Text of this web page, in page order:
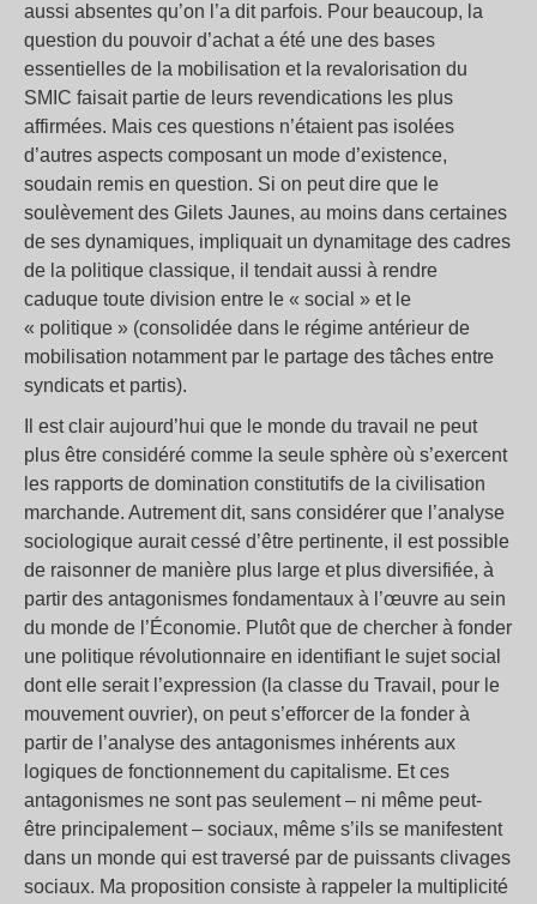
aussi absentes qu’on l’a dit parfois. Pour beaucoup, la
question du pouvoir d’achat a été une des bases
essentielles de la mobilisation et la revalorisation du
SMIC faisait partie de leurs revendications les plus
affirmées. Mais ces questions n’étaient pas isolées
d’autres aspects composant un mode d’existence,
soudain remis en question. Si on peut dire que le
soulèvement des Gilets Jaunes, au moins dans certaines
de ses dynamiques, impliquait un dynamitage des cadres
de la politique classique, il tendait aussi à rendre
caduque toute division entre le « social » et le
« politique » (consolidée dans le régime antérieur de
mobilisation notamment par le partage des tâches entre
syndicats et partis).
Il est clair aujourd’hui que le monde du travail ne peut
plus être considéré comme la seule sphère où s’exercent
les rapports de domination constitutifs de la civilisation
marchande. Autrement dit, sans considérer que l’analyse
sociologique aurait cessé d’être pertinente, il est possible
de raisonner de manière plus large et plus diversifiée, à
partir des antagonismes fondamentaux à l’œuvre au sein
du monde de l’Économie. Plutôt que de chercher à fonder
une politique révolutionnaire en identifiant le sujet social
dont elle serait l’expression (la classe du Travail, pour le
mouvement ouvrier), on peut s’efforcer de la fonder à
partir de l’analyse des antagonismes inhérents aux
logiques de fonctionnement du capitalisme. Et ces
antagonismes ne sont pas seulement – ni même peut-
être principalement – sociaux, même s’ils se manifestent
dans un monde qui est traversé par de puissants clivages
sociaux. Ma proposition consiste à rappeler la multiplicité